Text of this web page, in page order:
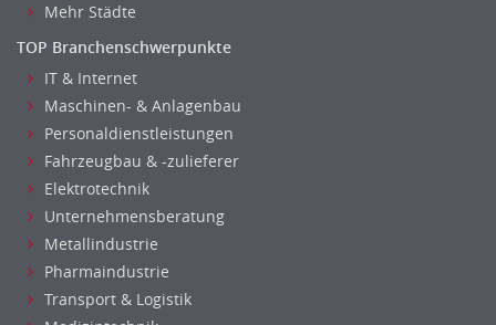
Mehr Städte
TOP Branchenschwerpunkte
IT & Internet
Maschinen- & Anlagenbau
Personaldienstleistungen
Fahrzeugbau & -zulieferer
Elektrotechnik
Unternehmensberatung
Metallindustrie
Pharmaindustrie
Transport & Logistik